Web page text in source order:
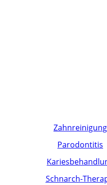
Zahnreinigung
Parodontitis
Schnarch-